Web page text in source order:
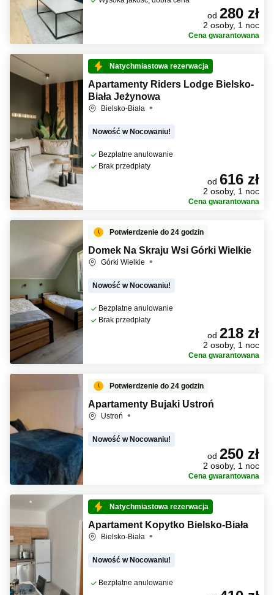
od 280 zł
2 osoby, 1 noc
Cena gwarantowana
Natychmiastowa rezerwacja
Apartamenty Riders Lodge Bielsko-
Biała Jeżynowa
Bielsko-Biała
Nowość w Nocowaniu!
Bezpłatne anulowanie
Brak przedpłaty
od 616 zł
2 osoby, 1 noc
Cena gwarantowana
Potwierdzenie do 24 godzin
Domek Na Skraju Wsi Górki Wielkie
Górki Wielkie
Nowość w Nocowaniu!
Bezpłatne anulowanie
Brak przedpłaty
od 218 zł
2 osoby, 1 noc
Cena gwarantowana
Potwierdzenie do 24 godzin
Apartamenty Bujaki Ustroń
Ustroń
Nowość w Nocowaniu!
od 250 zł
2 osoby, 1 noc
Cena gwarantowana
Natychmiastowa rezerwacja
Apartament Kopytko Bielsko-Biała
Bielsko-Biała
Nowość w Nocowaniu!
Bezpłatne anulowanie